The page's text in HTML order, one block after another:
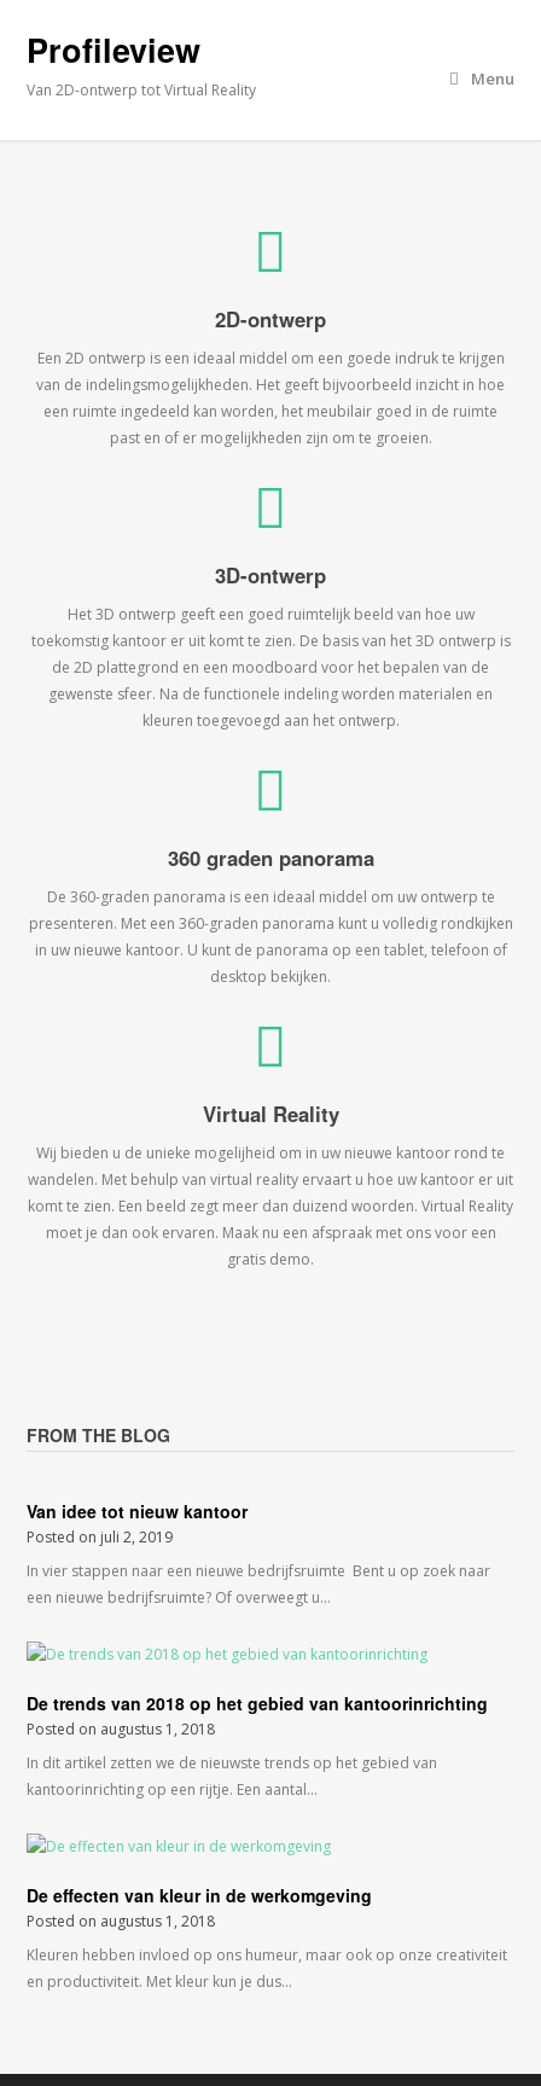
Profileview
Van 2D-ontwerp tot Virtual Reality
Menu
2D-ontwerp
Een 2D ontwerp is een ideaal middel om een goede indruk te krijgen
van de indelingsmogelijkheden. Het geeft bijvoorbeeld inzicht in hoe
een ruimte ingedeeld kan worden, het meubilair goed in de ruimte
past en of er mogelijkheden zijn om te groeien.
3D-ontwerp
Het 3D ontwerp geeft een goed ruimtelijk beeld van hoe uw
toekomstig kantoor er uit komt te zien. De basis van het 3D ontwerp is
de 2D plattegrond en een moodboard voor het bepalen van de
gewenste sfeer. Na de functionele indeling worden materialen en
kleuren toegevoegd aan het ontwerp.
360 graden panorama
De 360-graden panorama is een ideaal middel om uw ontwerp te
presenteren. Met een 360-graden panorama kunt u volledig rondkijken
in uw nieuwe kantoor. U kunt de panorama op een tablet, telefoon of
desktop bekijken.
Virtual Reality
Wij bieden u de unieke mogelijheid om in uw nieuwe kantoor rond te
wandelen. Met behulp van virtual reality ervaart u hoe uw kantoor er uit
komt te zien. Een beeld zegt meer dan duizend woorden. Virtual Reality
moet je dan ook ervaren. Maak nu een afspraak met ons voor een
gratis demo.
FROM THE BLOG
Van idee tot nieuw kantoor
Posted on juli 2, 2019
In vier stappen naar een nieuwe bedrijfsruimte Bent u op zoek naar
een nieuwe bedrijfsruimte? Of overweegt u…
De trends van 2018 op het gebied van kantoorinrichting
Posted on augustus 1, 2018
In dit artikel zetten we de nieuwste trends op het gebied van
kantoorinrichting op een rijtje. Een aantal…
De effecten van kleur in de werkomgeving
Posted on augustus 1, 2018
Kleuren hebben invloed op ons humeur, maar ook op onze creativiteit
en productiviteit. Met kleur kun je dus…